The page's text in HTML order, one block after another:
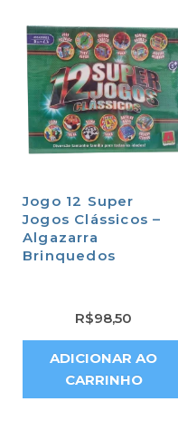
Jogo 12 Super
Jogos Clássicos –
Algazarra
Brinquedos
R$98,50
ADICIONAR AO
CARRINHO